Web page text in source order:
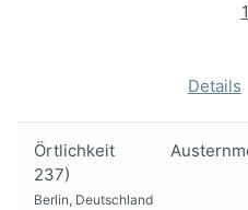
1
Details
Örtlichkeit
237)
Berlin, Deutschland